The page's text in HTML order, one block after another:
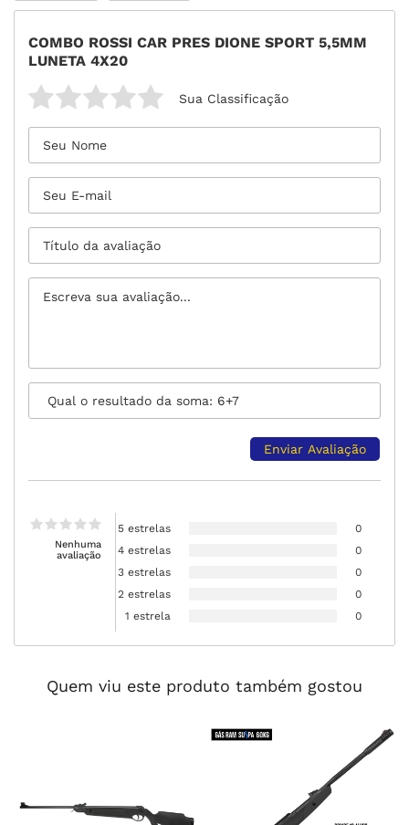
COMBO ROSSI CAR PRES DIONE SPORT 5,5MM
LUNETA 4X20
Sua Classificação
Nenhuma
avaliação
5 estrelas
0
4 estrelas
0
3 estrelas
0
2 estrelas
0
1 estrela
0
Quem viu este produto também gostou